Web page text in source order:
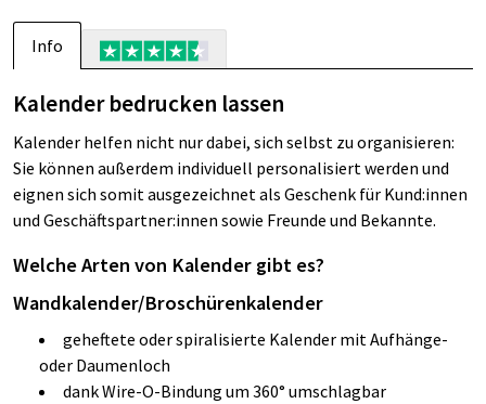
Info
Kalender bedrucken lassen
Kalender helfen nicht nur dabei, sich selbst zu organisieren:
Sie können außerdem individuell personalisiert werden und
eignen sich somit ausgezeichnet als Geschenk für Kund:innen
und Geschäftspartner:innen sowie Freunde und Bekannte.
Welche Arten von Kalender gibt es?
Wandkalender/Broschürenkalender
geheftete oder spiralisierte Kalender mit Aufhänge-
oder Daumenloch
dank Wire-O-Bindung um 360° umschlagbar